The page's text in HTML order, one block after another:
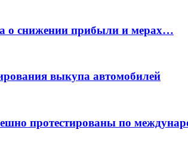
о снижении прибыли и мерах…
выкупа автомобилей
протестированы по